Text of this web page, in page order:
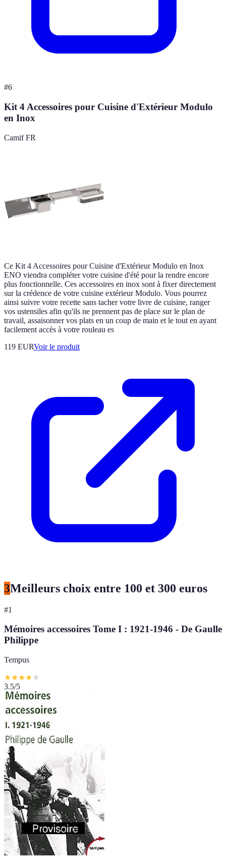
#6
Kit 4 Accessoires pour Cuisine d'Extérieur Modulo
en Inox
Camif FR
Ce Kit 4 Accessoires pour Cuisine d'Extérieur Modulo en Inox
ENO viendra compléter votre cuisine d'été pour la rendre encore
plus fonctionnelle. Ces accessoires en inox sont à fixer directement
sur la crédence de votre cuisine extérieur Modulo. Vous pourrez
ainsi suivre votre recette sans tacher votre livre de cuisine, ranger
vos ustensiles afin qu'ils ne prennent pas de place sur le plan de
travail, assaisonner vos plats en un coup de main et le tout en ayant
facilement accès à votre rouleau es
119 EURVoir le produit
3Meilleurs choix entre 100 et 300 euros
#1
Mémoires accessoires Tome I : 1921-1946 - De Gaulle
Philippe
Tempus
★★★★★
3.5/5